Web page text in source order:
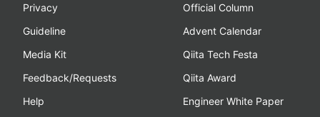
Privacy
Guideline
Media Kit
Feedback/Requests
Help
Official Column
Advent Calendar
Qiita Tech Festa
Qiita Award
Engineer White Paper